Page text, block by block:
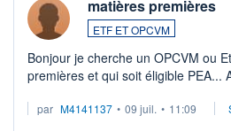
matières premières
ETF ET OPCVM
Bonjour je cherche un OPCVM ou
premières et qui soit éligible PEA...
par M4141137 • 09 juil. • 11:09